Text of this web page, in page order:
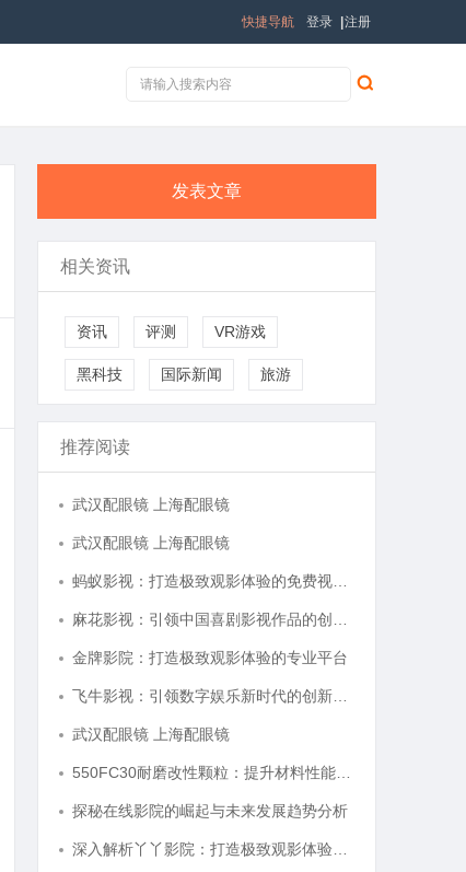
登录 注册
快捷导航
发表文章
相关资讯
资讯 评测 VR游戏
黑科技 国际新闻 旅游
推荐阅读
武汉配眼镜 上海配眼镜
武汉配眼镜 上海配眼镜
金牌影院：打造极致观影体验的专业平台
武汉配眼镜 上海配眼镜
探秘在线影院的崛起与未来发展趋势分析